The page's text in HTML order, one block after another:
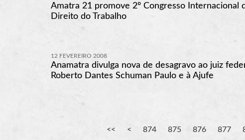
Amatra 21 promove 2º Congresso Internacional
Direito do Trabalho
12 FEVEREIRO 2008
Anamatra divulga nova de desagravo ao juiz
Roberto Dantes Schuman Paulo e à Ajufe
874 875 876 877